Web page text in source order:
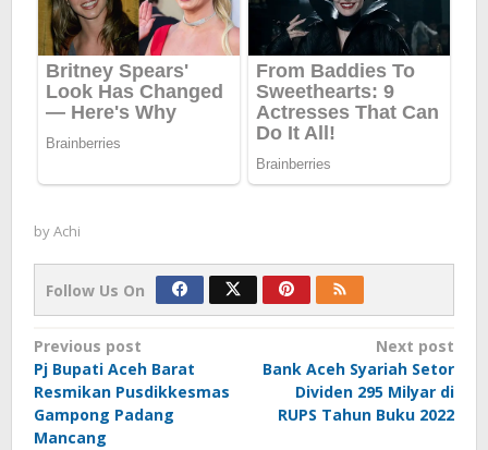
byAchi
Follow Us On
Post
navigation
Previous post
Pj Bupati Aceh Barat
Resmikan Pusdikkesmas
Gampong Padang
Mancang
Next post
Bank Aceh Syariah Setor
Dividen 295 Milyar di
RUPS Tahun Buku 2022